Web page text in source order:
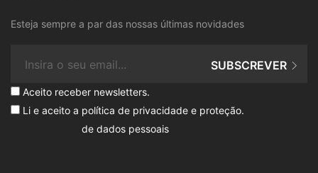
Esteja sempre a par das nossas últimas novidades
Aceito receber newsletters.
Li e aceito a política de privacidade e proteção
de dados pessoais
.
SUBSCREVER